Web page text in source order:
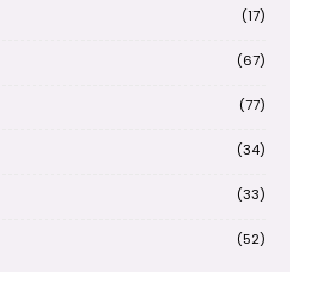
(17)
(67)
(77)
(34)
(33)
(52)